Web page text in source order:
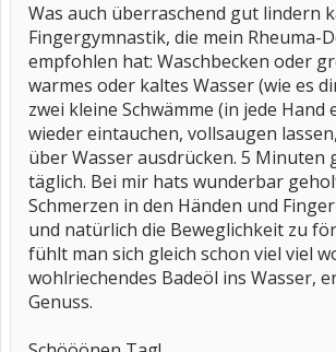
Was auch überraschend gut lindern
Fingergymnastik, die mein Rheuma-
empfohlen hat: Waschbecken oder
warmes oder kaltes Wasser (wie es
zwei kleine Schwämme (in jede Hand
wieder eintauchen, vollsaugen
über Wasser ausdrücken. 5 Minuten
täglich. Bei mir hats wunderbar
Schmerzen in den Händen und
und natürlich die Beweglichkeit zu
fühlt man sich gleich schon viel viel
wohlriechendes Badeöl ins Wasser,
Genuss.